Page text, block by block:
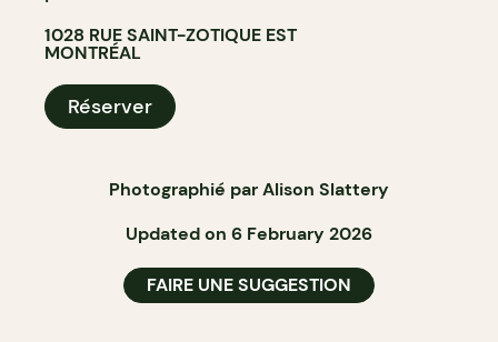
1028 RUE SAINT-ZOTIQUE EST
MONTRÉAL
Réserver
Photographié par Alison Slattery
Updated on 6 February 2026
FAIRE UNE SUGGESTION